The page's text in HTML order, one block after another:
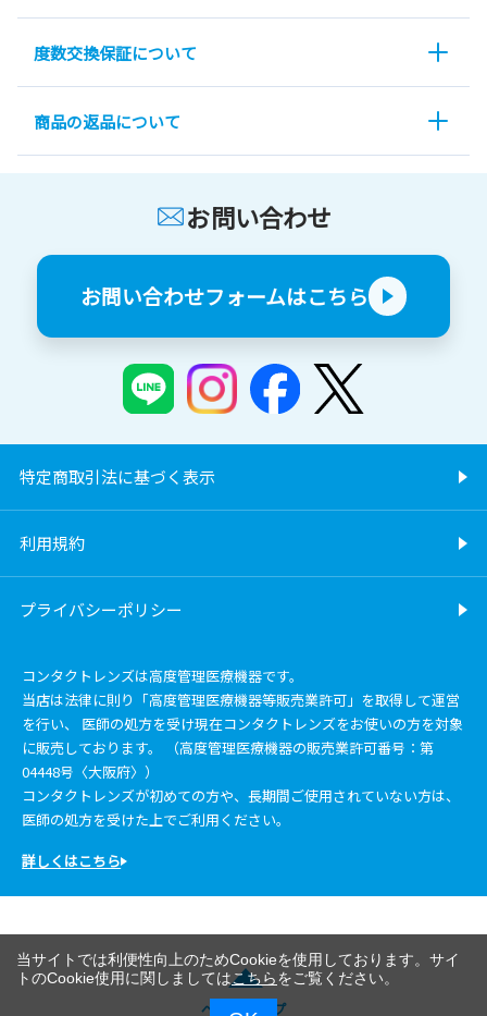
度数交換保証について
商品の返品について
お問い合わせ
お問い合わせフォームはこちら
特定商取引法に基づく表示
利用規約
プライバシーポリシー
コンタクトレンズは高度管理医療機器です。
当店は法律に則り「高度管理医療機器等販売業許可」を取得して運営
を行い、 医師の処方を受け現在コンタクトレンズをお使いの方を対象
に販売しております。 （高度管理医療機器の販売業許可番号：第
04448号〈大阪府〉）
コンタクトレンズが初めての方や、長期間ご使用されていない方は、
医師の処方を受けた上でご利用ください。
詳しくはこちら
ページトップ
当サイトでは利便性向上のためCookieを使用しております。サイ
トのCookie使用に関しましてはこちらをご覧ください。